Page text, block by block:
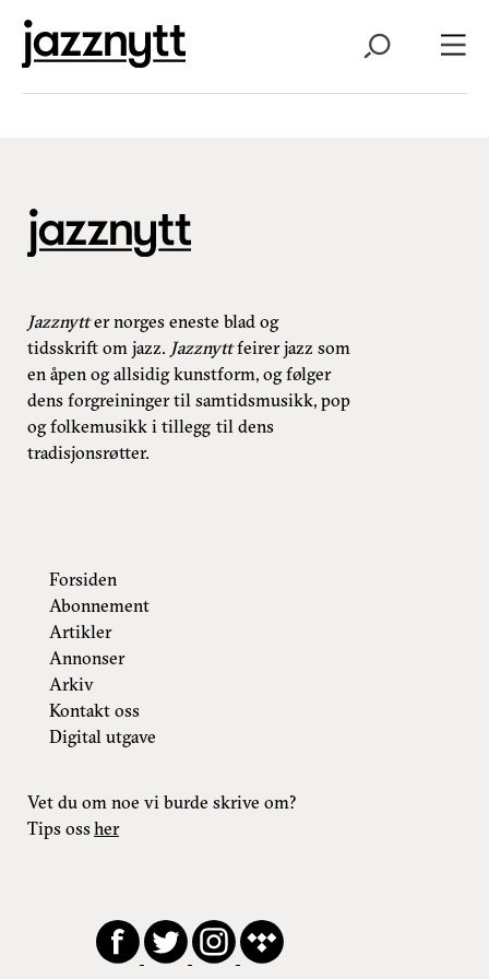
Jazznytter norges eneste blad og
tidsskrift om jazz. Jazznyttfeirer jazz som
en åpen og allsidig kunstform, og følger
dens forgreininger til samtidsmusikk, pop
og folkemusikk i tillegg til dens
tradisjonsrøtter.
Forsiden
Abonnement
Artikler
Annonser
Arkiv
Kontakt oss
Digital utgave
Vet du om noe vi burde skrive om?
Tips ossher